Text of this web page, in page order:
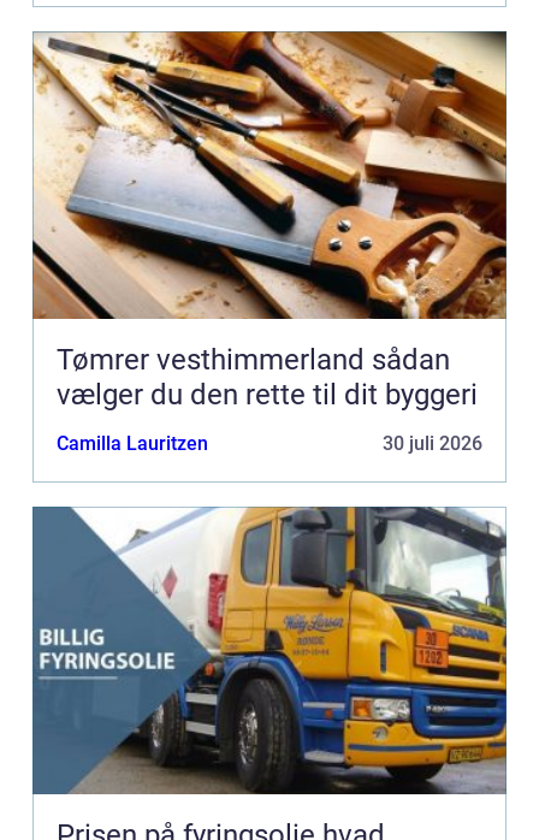
Tømrer vesthimmerland sådan
vælger du den rette til dit byggeri
Camilla Lauritzen 30 juli 2026